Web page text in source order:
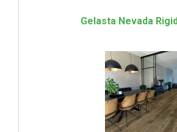
Gelasta Nevada